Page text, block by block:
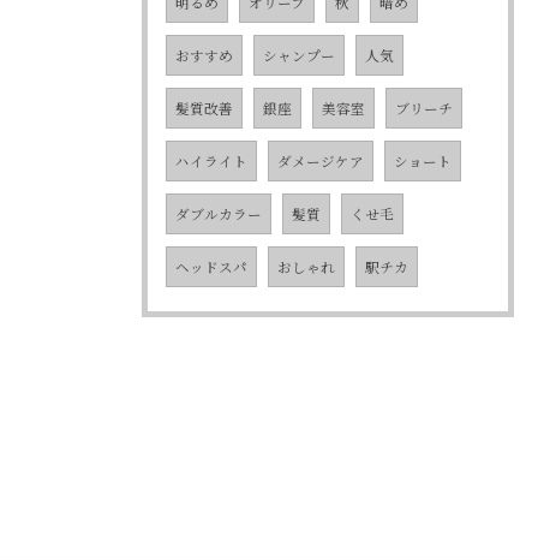
おすすめ シャンプー 人気
髪質改善 銀座 美容室 ブリーチ
ハイライト ダメージケア ショート
ダブルカラー 髪質 くせ毛
ヘッドスパ おしゃれ 駅チカ